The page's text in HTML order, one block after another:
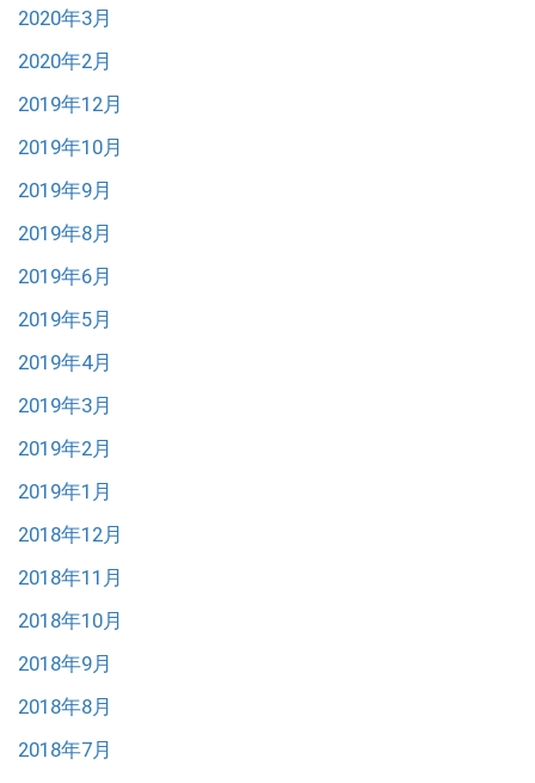
2020年3月
2020年2月
2019年12月
2019年10月
2019年9月
2019年8月
2019年6月
2019年5月
2019年4月
2019年3月
2019年2月
2019年1月
2018年12月
2018年11月
2018年10月
2018年9月
2018年8月
2018年7月